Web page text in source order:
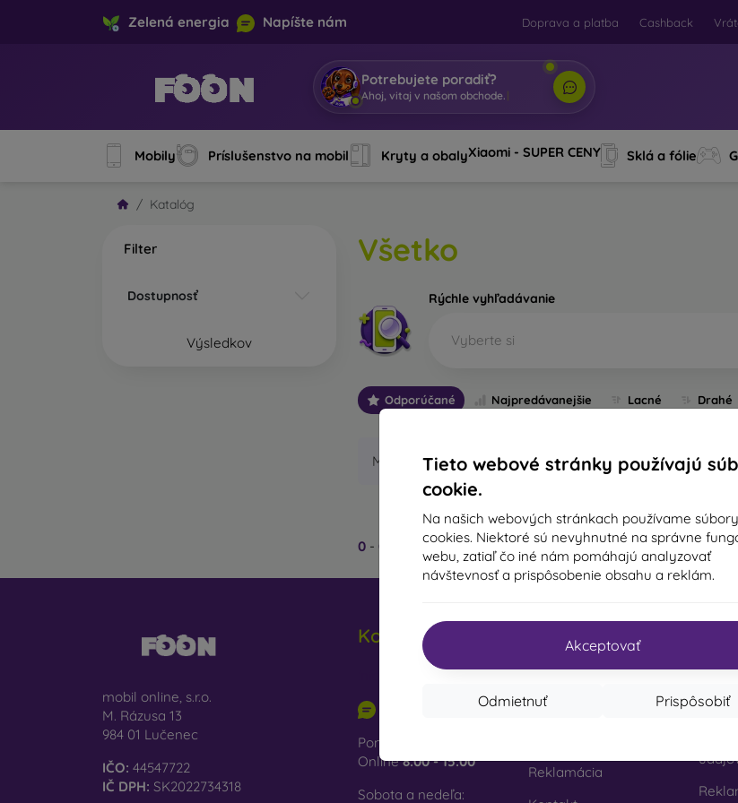
Tieto webové stránky používajú
cookie.
Na našich webových stránkach používame súbory
cookies. Niektoré sú nevyhnutné na správne
webu, zatiaľ čo iné nám pomáhajú analyzovať
návštevnosť a prispôsobenie obsahu a reklám.
Akceptovať
Prispôsobiť
Odmietnuť
Zelená energia Napíšte nám Doprava a platba Cashback
Potrebujete poradiť?
Ahoj, vitaj v našom obchod|
Mobily Príslušenstvo na mobil Kryty a obalyXiaomi - SUPER CENY Sklá a fólie
Katalóg
Filter
Dostupnosť
Výsledkov
Všetko
Rýchle vyhľadávanie
Vyberte si
Odporúčané Najpredávanejšie Lacné Drahé
Momentálne daná kategória neobsahuje žiadne tovary.
0 - 0 z celkom0.
mobil online, s.r.o.
M. Rázusa 13
984 01 Lučenec
IČO: 44547722
IČ DPH: SK2022734318
Kontakt
Pondelok až piatok:
Online8:00 - 15:00
Sobota a nedeľa:
Nakupovanie
Cashback
Reklamácia
Vaše